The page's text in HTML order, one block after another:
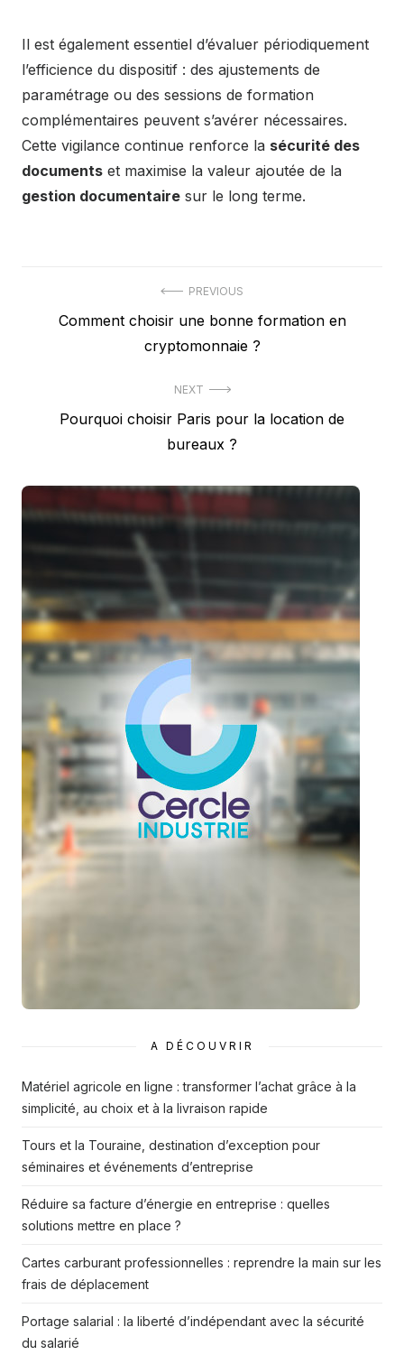
Il est également essentiel d’évaluer périodiquement
l’efficience du dispositif : des ajustements de
paramétrage ou des sessions de formation
complémentaires peuvent s’avérer nécessaires.
Cette vigilance continue renforce la sécurité des
documents et maximise la valeur ajoutée de la
gestion documentaire sur le long terme.
PREVIOUS
Previous
Comment choisir une bonne formation en
cryptomonnaie ?
NEXT
Pourquoi choisir Paris pour la location de
bureaux ?
A DÉCOUVRIR
Matériel agricole en ligne : transformer l’achat grâce à la
simplicité, au choix et à la livraison rapide
Tours et la Touraine, destination d’exception pour
séminaires et événements d’entreprise
Réduire sa facture d’énergie en entreprise : quelles
solutions mettre en place ?
Cartes carburant professionnelles : reprendre la main sur les
frais de déplacement
Portage salarial : la liberté d’indépendant avec la sécurité
du salarié